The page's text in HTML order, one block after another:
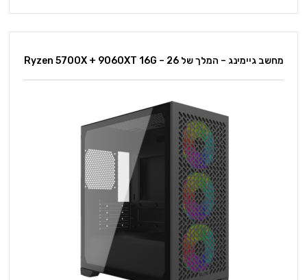
מחשב גיימינג – המלך של 26 – Ryzen 5700X + 9060XT 16G